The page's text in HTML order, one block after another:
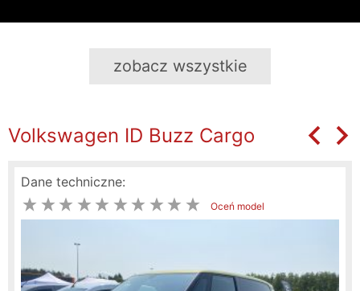
zobacz wszystkie
Volkswagen ID Buzz Cargo
Dane techniczne:
Oceń model
Test Mercedes EQE SUV